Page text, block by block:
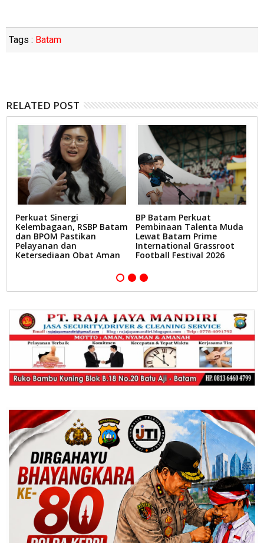
Tags : Batam
RELATED POST
Perkuat Sinergi
Kelembagaan, RSBP Batam
dan BPOM Pastikan
Pelayanan dan
Ketersediaan Obat Aman
BP Batam Perkuat
Pembinaan Talenta Muda
Lewat Batam Prime
International Grassroot
Football Festival 2026